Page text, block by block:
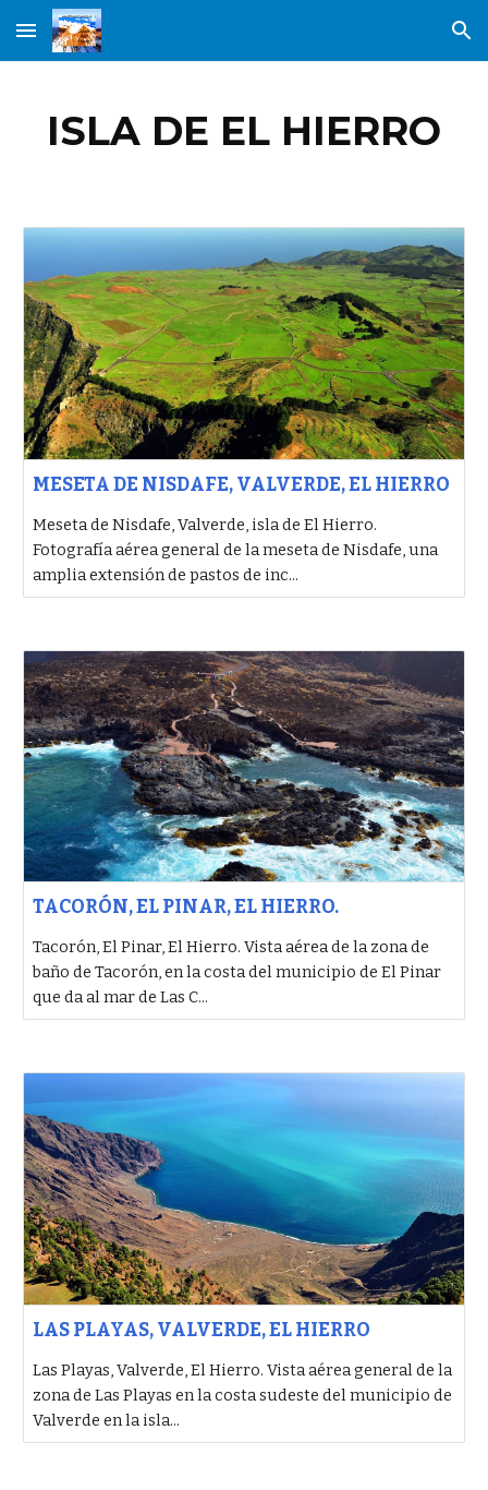
Skip to main content Skip to navigation
ISLA DE EL HIERRO
MESETA DE NISDAFE, VALVERDE, EL HIERRO
Meseta de Nisdafe, Valverde, isla de El Hierro.
Fotografía aérea general de la meseta de Nisdafe, una
amplia extensión de pastos de inc...
TACORÓN, EL PINAR, EL HIERRO.
Tacorón, El Pinar, El Hierro. Vista aérea de la zona de
baño de Tacorón, en la costa del municipio de El Pinar
que da al mar de Las C...
LAS PLAYAS, VALVERDE, EL HIERRO
Las Playas, Valverde, El Hierro. Vista aérea general de la
zona de Las Playas en la costa sudeste del municipio de
Valverde en la isla...